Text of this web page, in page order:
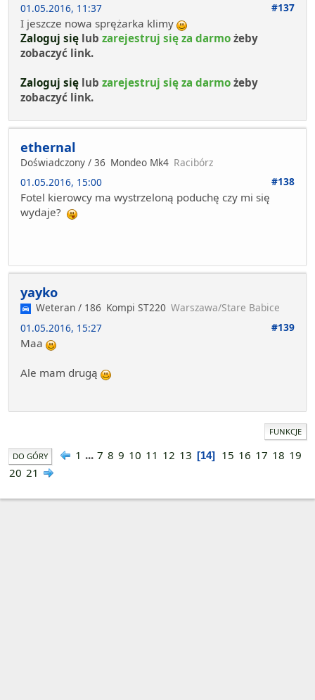
01.05.2016, 11:37
#137
I jeszcze nowa sprężarka klimy
Zaloguj się lub zarejestruj się za darmo żeby
zobaczyć link.
Zaloguj się lub zarejestruj się za darmo żeby
zobaczyć link.
ethernal
Doświadczony / 36 Mondeo Mk4 Racibórz
01.05.2016, 15:00
#138
Fotel kierowcy ma wystrzeloną poduchę czy mi się
wydaje?
yayko
Weteran / 186 Kompi ST220 Warszawa/Stare Babice
01.05.2016, 15:27
#139
Maa
Ale mam drugą
FUNKCJE
DO GÓRY 1 ... 7 8 9 10 11 12 13 14 15 16 17 18 19
20 21